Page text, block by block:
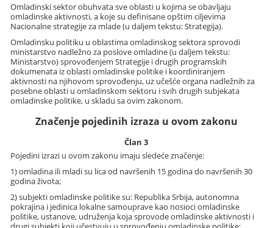
Omladinski sektor obuhvata sve oblasti u kojima se obavljaju
omladinske aktivnosti, a koje su definisane opštim ciljevima
Nacionalne strategije za mlade (u daljem tekstu: Strategija).
Omladinsku politiku u oblastima omladinskog sektora sprovodi
ministarstvo nadležno za poslove omladine (u daljem tekstu:
Ministarstvo) sprovođenjem Strategije i drugih programskih
dokumenata iz oblasti omladinske politike i koordiniranjem
aktivnosti na njihovom sprovođenju, uz učešće organa nadležnih za
posebne oblasti u omladinskom sektoru i svih drugih subjekata
omladinske politike, u skladu sa ovim zakonom.
Značenje pojedinih izraza u ovom zakonu
Član 3
Pojedini izrazi u ovom zakonu imaju sledeće značenje:
1) omladina ili mladi su lica od navršenih 15 godina do navršenih 30
godina života;
2) subjekti omladinske politike su: Republika Srbija, autonomna
pokrajina i jedinica lokalne samouprave kao nosioci omladinske
politike, ustanove, udruženja koja sprovode omladinske aktivnosti i